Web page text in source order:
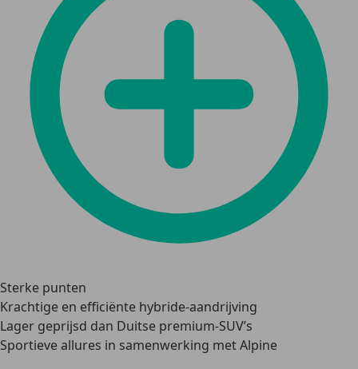
Sterke punten
Krachtige en efficiënte hybride-aandrijving
Lager geprijsd dan Duitse premium-SUV’s
Sportieve allures in samenwerking met Alpine